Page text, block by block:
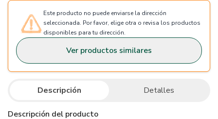
Este producto no puede enviarse la dirección
seleccionada. Por favor, elige otra o revisa los productos
disponibles para tu dirección.
Ver productos similares
Descripción Detalles
Descripción del producto